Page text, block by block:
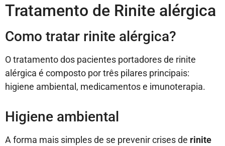
Tratamento de Rinite alérgica
Como tratar rinite alérgica?
O tratamento dos pacientes portadores de rinite
alérgica é composto por três pilares principais:
higiene ambiental, medicamentos e imunoterapia.
Higiene ambiental
A forma mais simples de se prevenir crises de rinite